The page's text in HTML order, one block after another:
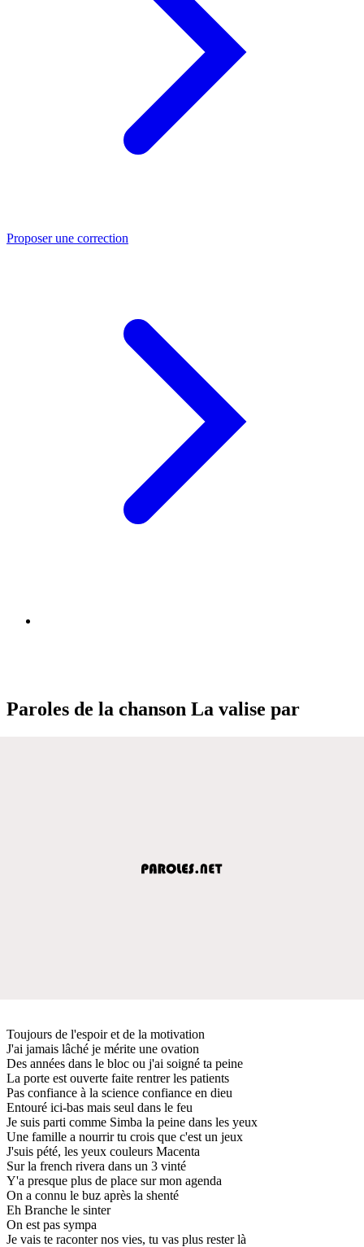
Proposer une correction
Paroles de la chanson La valise par
Toujours de l'espoir et de la motivation
J'ai jamais lâché je mérite une ovation
Des années dans le bloc ou j'ai soigné ta peine
La porte est ouverte faite rentrer les patients
Pas confiance à la science confiance en dieu
Entouré ici-bas mais seul dans le feu
Je suis parti comme Simba la peine dans les yeux
Une famille a nourrir tu crois que c'est un jeux
J'suis pété, les yeux couleurs Macenta
Sur la french rivera dans un 3 vinté
Y'a presque plus de place sur mon agenda
On a connu le buz après la shenté
Eh Branche le sinter
On est pas sympa
Je vais te raconter nos vies, tu vas plus rester là